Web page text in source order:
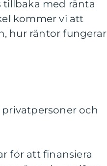
med ränta
kommer vi att
hur räntor fungerar
och
för att finansiera